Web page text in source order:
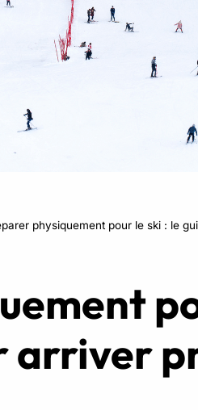
Power Flow
physiquement pour le ski : le
arriver